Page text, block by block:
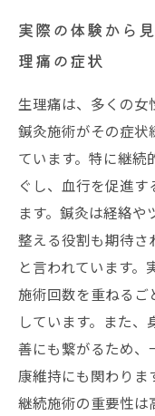
実際の体験から
理痛の症状
生理痛は、多くの女
鍼灸施術がその症状
ています。特に継続
ぐし、血行を促進
ます。鍼灸は経絡
整える役割も期待さ
と言われています。
施術回数を重ねるご
しています。また
善にも繋がるため、
康維持にも関わりま
継続施術の重要性は